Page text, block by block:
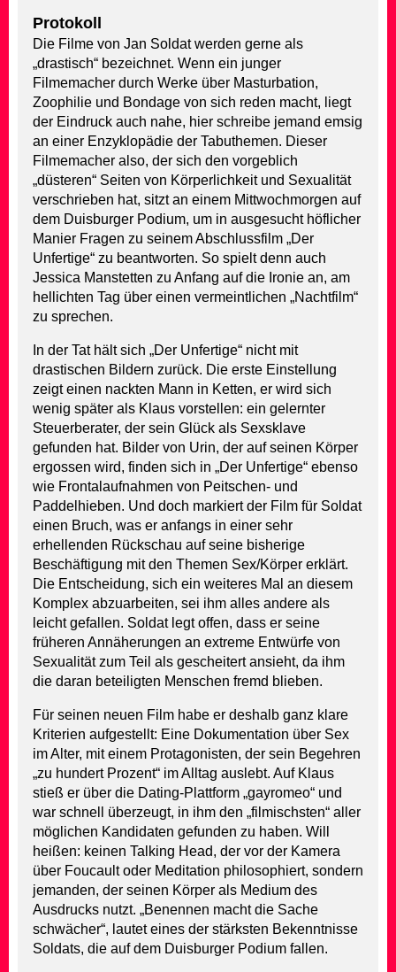
Protokoll
Die Filme von Jan Soldat werden gerne als
„drastisch“ bezeichnet. Wenn ein junger
Filmemacher durch Werke über Masturbation,
Zoophilie und Bondage von sich reden macht, liegt
der Eindruck auch nahe, hier schreibe jemand emsig
an einer Enzyklopädie der Tabuthemen. Dieser
Filmemacher also, der sich den vorgeblich
„düsteren“ Seiten von Körperlichkeit und Sexualität
verschrieben hat, sitzt an einem Mittwochmorgen auf
dem Duisburger Podium, um in ausgesucht höflicher
Manier Fragen zu seinem Abschlussfilm „Der
Unfertige“ zu beantworten. So spielt denn auch
Jessica Manstetten zu Anfang auf die Ironie an, am
hellichten Tag über einen vermeintlichen „Nachtfilm“
zu sprechen.
In der Tat hält sich „Der Unfertige“ nicht mit
drastischen Bildern zurück. Die erste Einstellung
zeigt einen nackten Mann in Ketten, er wird sich
wenig später als Klaus vorstellen: ein gelernter
Steuerberater, der sein Glück als Sexsklave
gefunden hat. Bilder von Urin, der auf seinen Körper
ergossen wird, finden sich in „Der Unfertige“ ebenso
wie Frontalaufnahmen von Peitschen- und
Paddelhieben. Und doch markiert der Film für Soldat
einen Bruch, was er anfangs in einer sehr
erhellenden Rückschau auf seine bisherige
Beschäftigung mit den Themen Sex/Körper erklärt.
Die Entscheidung, sich ein weiteres Mal an diesem
Komplex abzuarbeiten, sei ihm alles andere als
leicht gefallen. Soldat legt offen, dass er seine
früheren Annäherungen an extreme Entwürfe von
Sexualität zum Teil als gescheitert ansieht, da ihm
die daran beteiligten Menschen fremd blieben.
Für seinen neuen Film habe er deshalb ganz klare
Kriterien aufgestellt: Eine Dokumentation über Sex
im Alter, mit einem Protagonisten, der sein Begehren
„zu hundert Prozent“ im Alltag auslebt. Auf Klaus
stieß er über die Dating-Plattform „gayromeo“ und
war schnell überzeugt, in ihm den „filmischsten“ aller
möglichen Kandidaten gefunden zu haben. Will
heißen: keinen Talking Head, der vor der Kamera
über Foucault oder Meditation philosophiert, sondern
jemanden, der seinen Körper als Medium des
Ausdrucks nutzt. „Benennen macht die Sache
schwächer“, lautet eines der stärksten Bekenntnisse
Soldats, die auf dem Duisburger Podium fallen.